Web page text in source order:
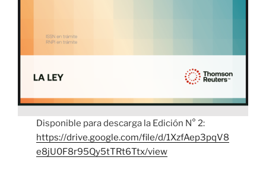
Disponible para descarga la Edición N° 2:
https://drive.google.com/file/d/1XzfAep3pqV8
e8jU0F8r95Qy5tTRt6Ttx/view